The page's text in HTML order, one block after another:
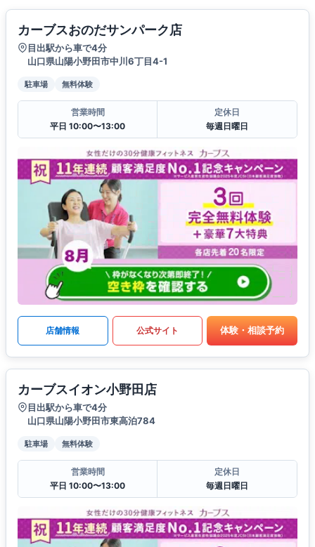
カーブスおのだサンパーク店
目出駅から車で4分
山口県山陽小野田市中川6丁目4-1
駐車場 無料体験
営業時間
平日 10:00〜13:00
定休日
毎週日曜日
店舗情報 公式サイト 体験・相談予約
カーブスイオン小野田店
目出駅から車で4分
山口県山陽小野田市東高泊784
駐車場 無料体験
営業時間
平日 10:00〜13:00
定休日
毎週日曜日